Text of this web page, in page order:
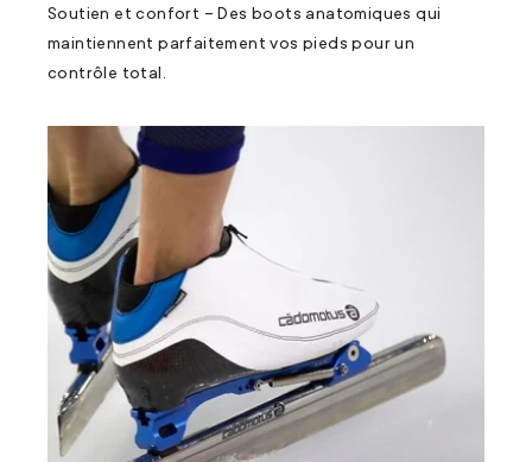
Soutien et confort – Des boots anatomiques qui
maintiennent parfaitement vos pieds pour un
contrôle total.